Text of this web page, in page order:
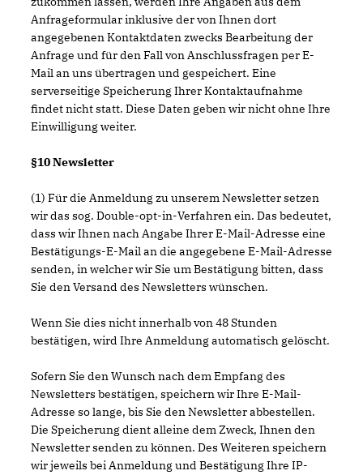
Anfrageformular inklusive der von Ihnen dort
angegebenen Kontaktdaten zwecks Bearbeitung der
Anfrage und für den Fall von Anschlussfragen per E-
Mail an uns übertragen und gespeichert. Eine
serverseitige Speicherung Ihrer Kontaktaufnahme
findet nicht statt. Diese Daten geben wir nicht ohne Ihre
Einwilligung weiter.
§10 Newsletter
(1) Für die Anmeldung zu unserem Newsletter setzen
wir das sog. Double-opt-in-Verfahren ein. Das bedeutet,
dass wir Ihnen nach Angabe Ihrer E-Mail-Adresse eine
Bestätigungs-E-Mail an die angegebene E-Mail-Adresse
senden, in welcher wir Sie um Bestätigung bitten, dass
Sie den Versand des Newsletters wünschen.
Wenn Sie dies nicht innerhalb von 48 Stunden
bestätigen, wird Ihre Anmeldung automatisch gelöscht.
Sofern Sie den Wunsch nach dem Empfang des
Newsletters bestätigen, speichern wir Ihre E-Mail-
Adresse so lange, bis Sie den Newsletter abbestellen.
Die Speicherung dient alleine dem Zweck, Ihnen den
Newsletter senden zu können. Des Weiteren speichern
wir jeweils bei Anmeldung und Bestätigung Ihre IP-